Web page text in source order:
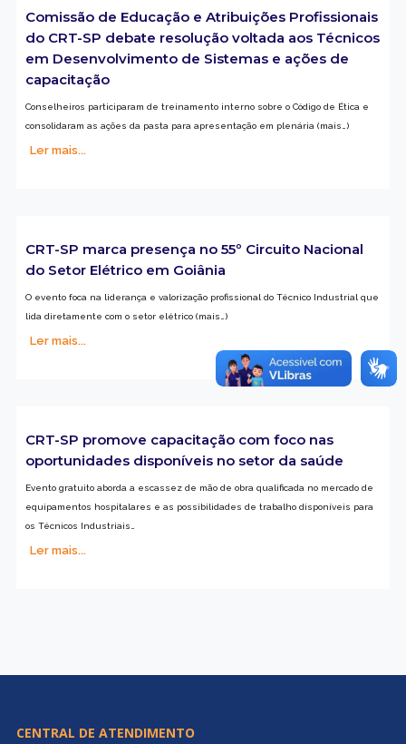
Comissão de Educação e Atribuições Profissionais
do CRT-SP debate resolução voltada aos Técnicos
em Desenvolvimento de Sistemas e ações de
capacitação
Conselheiros participaram de treinamento interno sobre o Código de Ética e
consolidaram as ações da pasta para apresentação em plenária (mais…)
Ler mais...
CRT-SP marca presença no 55º Circuito Nacional
do Setor Elétrico em Goiânia
O evento foca na liderança e valorização profissional do Técnico Industrial que
lida diretamente com o setor elétrico (mais…)
Ler mais...
CRT-SP promove capacitação com foco nas
oportunidades disponíveis no setor da saúde
Evento gratuito aborda a escassez de mão de obra qualificada no mercado de
equipamentos hospitalares e as possibilidades de trabalho disponíveis para
os Técnicos Industriais…
Ler mais...
CENTRAL DE ATENDIMENTO